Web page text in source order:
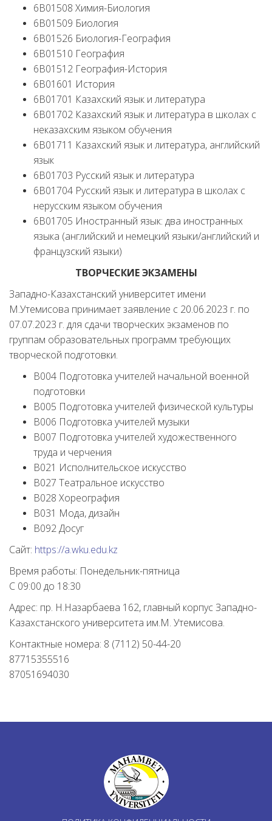
6В01508 Химия-Биология
6В01509 Биология
6В01526 Биология-География
6В01510 География
6В01512 География-История
6В01601 История
6В01701 Казахский язык и литература
6В01702 Казахский язык и литература в школах с
неказахским языком обучения
6В01711 Казахский язык и литература, английский
язык
6В01703 Русский язык и литература
6В01704 Русский язык и литература в школах с
нерусским языком обучения
6В01705 Иностранный язык: два иностранных
языка (английский и немецкий языки/английский и
французский языки)
ТВОРЧЕСКИЕ ЭКЗАМЕНЫ
Западно-Казахстанский университет имени
М.Утемисова принимает заявление с 20.06.2023 г. по
07.07.2023 г. для сдачи творческих экзаменов по
группам образовательных программ требующих
творческой подготовки.
В004 Подготовка учителей начальной военной
подготовки
В005 Подготовка учителей физической культуры
В006 Подготовка учителей музыки
В007 Подготовка учителей художественного
труда и черчения
В021 Исполнительское искусство
В027 Театральное искусство
B028 Хореография
B031 Мода, дизайн
В092 Досуг
Сайт: https://a.wku.edu.kz
Время работы: Понедельник-пятница
С 09:00 до 18:30
Адрес: пр. Н.Назарбаева 162, главный корпус Западно-
Казахстанского университета им.М. Утемисова.
Контактные номера: 8 (7112) 50-44-20
87715355516
87051694030